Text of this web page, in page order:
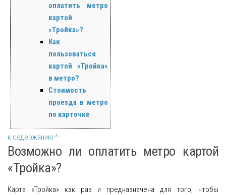
оплатить метро
картой
«Тройка»?
Как
пользоваться
картой «Тройка»
в метро?
Стоимость
проезда в метро
по карточке
к содержанию ^
Возможно ли оплатить метро картой
«Тройка»?
Карта «Тройка» как раз и предназначена для того, чтобы